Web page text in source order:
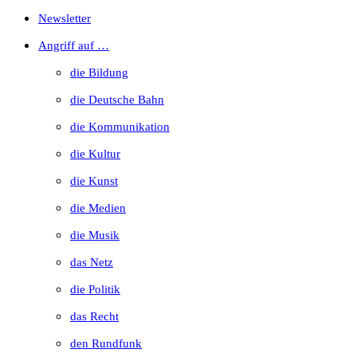
search
panel.
Newsletter
Angriff auf …
die Bildung
die Deutsche Bahn
die Kommunikation
die Kultur
die Kunst
die Medien
die Musik
das Netz
die Politik
das Recht
den Rundfunk